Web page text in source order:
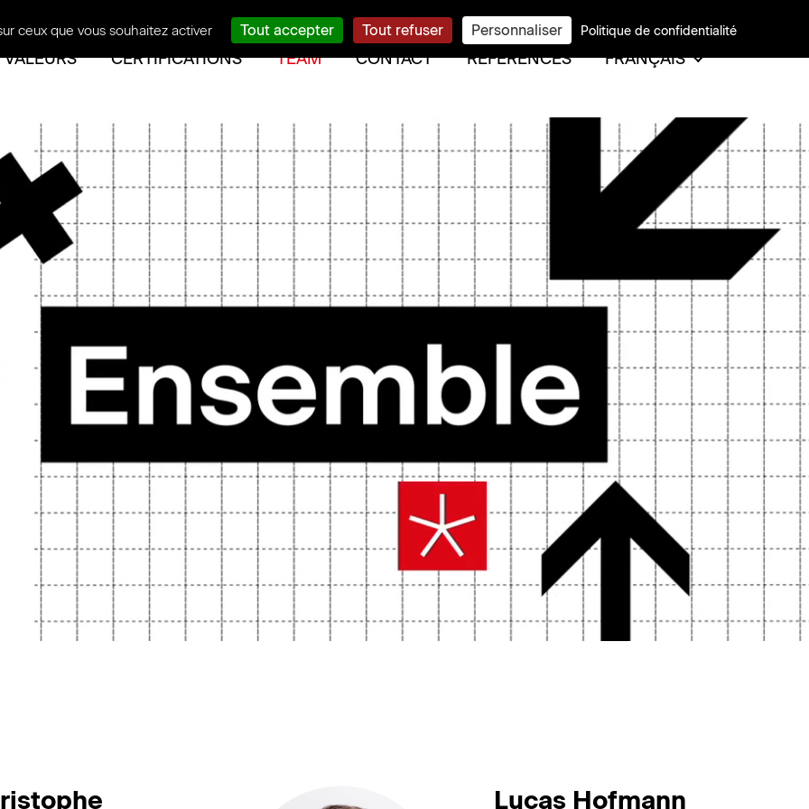
VALEURS CERTIFICATIONS TEAM CONTACT RÉFÉRENCES FRANÇAIS
Lucas Hofmann
ceux que vous souhaitez activer Tout accepter Tout refuser Personnaliser Politique de confidentialité